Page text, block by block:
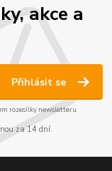
akce a
Přihlásit se
rozesílky newsletteru.
za 14 dní.